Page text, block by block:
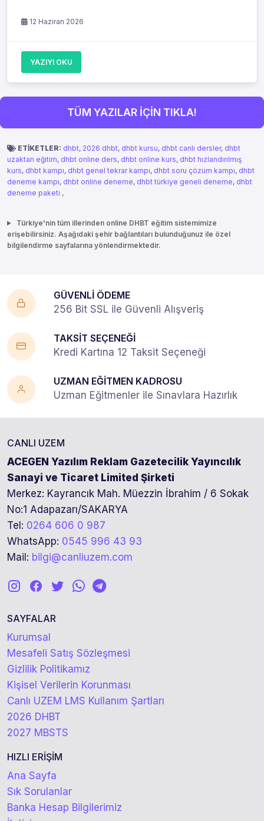
12 Haziran 2026
YAZIYI OKU
TÜM YAZILAR İÇİN TIKLA!
ETİKETLER: dhbt, 2026 dhbt, dhbt kursu, dhbt canlı dersler, dhbt
uzaktan eğitim, dhbt online ders, dhbt online kurs, dhbt hızlandırılmış
kurs, dhbt kampı, dhbt genel tekrar kampı, dhbt soru çözüm kampı, dhbt
deneme kampı, dhbt online deneme, dhbt türkiye geneli deneme, dhbt
deneme paketi ,
Türkiye'nin tüm illerinden online DHBT eğitim sistemimize
erişebilirsiniz. Aşağıdaki şehir bağlantıları bulunduğunuz ile özel
bilgilendirme sayfalarına yönlendirmektedir.
GÜVENLİ ÖDEME
256 Bit SSL ile Güvenli Alışveriş
TAKSİT SEÇENEĞİ
Kredi Kartına 12 Taksit Seçeneği
UZMAN EĞİTMEN KADROSU
Uzman Eğitmenler ile Sınavlara Hazırlık
CANLI UZEM
ACEGEN Yazılım Reklam Gazetecilik Yayıncılık
Sanayi ve Ticaret Limited Şirketi
Merkez: Kayrancık Mah. Müezzin İbrahim / 6 Sokak
No:1 Adapazarı/SAKARYA
Tel: 0264 606 0 987
WhatsApp: 0545 996 43 93
Mail: bilgi@canliuzem.com
SAYFALAR
Kurumsal
Mesafeli Satış Sözleşmesi
Gizlilik Politikamız
Kişisel Verilerin Korunması
Canlı UZEM LMS Kullanım Şartları
2026 DHBT
2027 MBSTS
HIZLI ERİŞİM
Ana Sayfa
Sık Sorulanlar
Banka Hesap Bilgilerimiz